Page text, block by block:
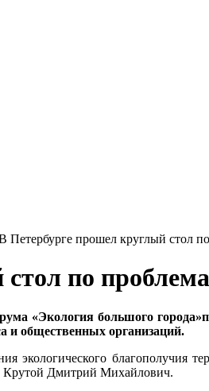
Петербурге прошел круглый стол
по
«Экология большого
и общественных организаций.
экологического
Крутой Дмитрий Михайлович.